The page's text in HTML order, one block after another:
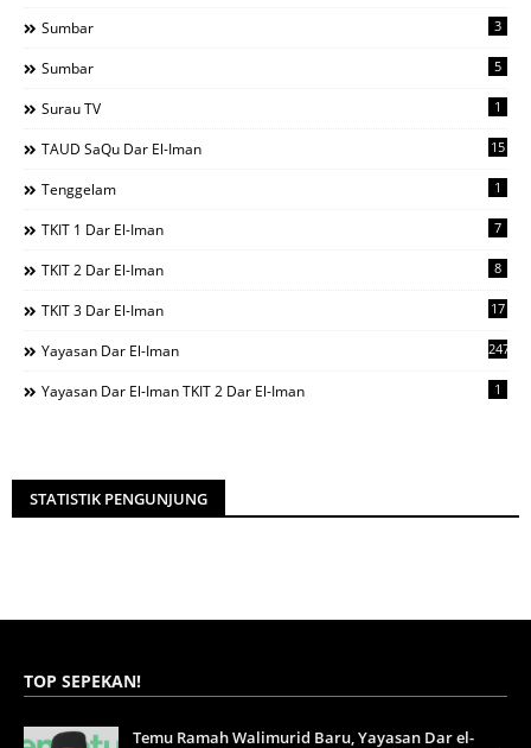
Sumbar 3
Sumbar 5
Surau TV 1
TAUD SaQu Dar El-Iman 15
Tenggelam 1
TKIT 1 Dar El-Iman 7
TKIT 2 Dar El-Iman 8
TKIT 3 Dar El-Iman 17
Yayasan Dar El-Iman 247
Yayasan Dar El-Iman TKIT 2 Dar El-Iman 1
STATISTIK PENGUNJUNG
TOP SEPEKAN!
Temu Ramah Walimurid Baru, Yayasan Dar el-